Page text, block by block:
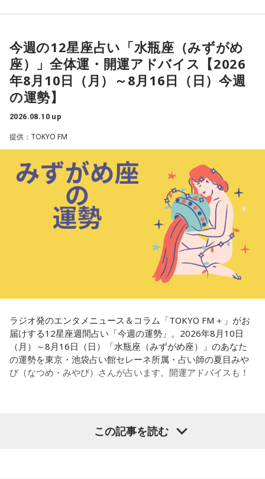
★ワンポイントアドバイス★
悪習慣に思うことがあれば、変えていくタイミング。変えて
いく過程でキツい時もありそうですが、しっかり向き合うと
良いでしょう。
東京・池袋占い館セレーネ所属。メッセージ性の高い鑑定は
で個性が輝けるような占いを発信中。Yahoo!占い「マザー占
術」など数多くのコンテンツもリリース。
https://selene-uranai.com/
オンライン占いセレーネ：
https://online-uranai.jp/
今週の12星座占い「水瓶座（みずがめ
座）」全体運・開運アドバイス【2026
年8月10日（月）～8月16日（日）今週
の運勢】
2026.08.10 up
提供：TOKYO FM
ラジオ発のエンタメニュース＆コラム「TOKYO FM＋」がお
届けする12星座週間占い「今週の運勢」。2026年8月10日
（月）～8月16日（日）「水瓶座（みずがめ座）」のあなた
の運勢を東京・池袋占い館セレーネ所属・占い師の夏目みや
び（なつめ・みやび）さんが占います。開運アドバイスも！
【水瓶座（みずがめ座）】この記事を読む